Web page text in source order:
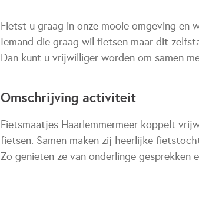
Fietst u graag in onze mooie omgeving en
Iemand die graag wil fietsen maar dit
Dan kunt u vrijwilliger worden om samen
Omschrijving activiteit
Fietsmaatjes Haarlemmermeer koppelt
fietsen. Samen maken zij heerlijke
Zo genieten ze van onderlinge gesprekken